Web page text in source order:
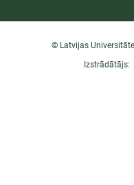
© Latvijas
Izstrādātājs: